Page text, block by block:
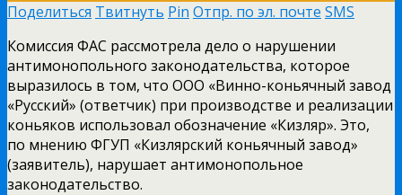
Поделиться Твитнуть Pin Отпр. по эл. почте SMS
Комиссия ФАС рассмотрела дело о нарушении
антимонопольного законодательства, которое
выразилось в том, что ООО «Винно-коньячный завод
«Русский» (ответчик) при производстве и реализации
коньяков использовал обозначение «Кизляр». Это,
по мнению ФГУП «Кизлярский коньячный завод»
(заявитель), нарушает антимонопольное
законодательство.